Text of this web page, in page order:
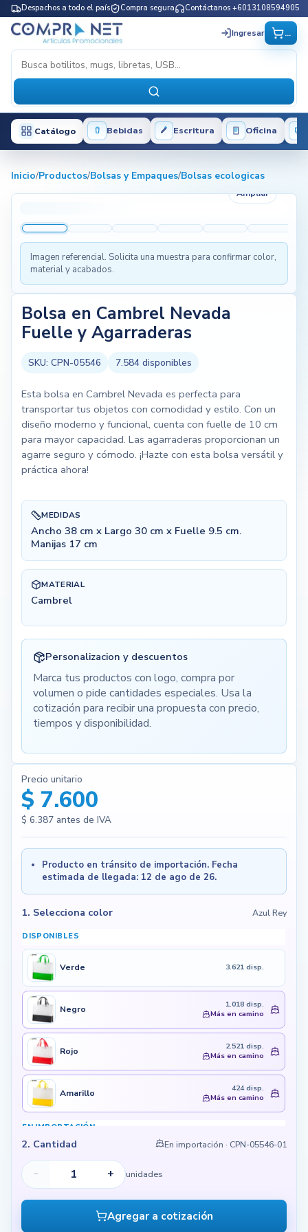
Despachos a todo el país Compra segura Contáctanos +6013108594905
Ingresar ...
Catálogo Bebidas Escritura Oficina
Inicio/Productos/Bolsas y Empaques/Bolsas ecologicas
Ampliar
Imagen referencial. Solicita una muestra para confirmar color,
material y acabados.
Bolsa en Cambrel Nevada
Fuelle y Agarraderas
SKU: CPN-05546 7.584disponibles
Esta bolsa en Cambrel Nevada es perfecta para
transportar tus objetos con comodidad y estilo. Con un
diseño moderno y funcional, cuenta con fuelle de 10 cm
para mayor capacidad. Las agarraderas proporcionan un
agarre seguro y cómodo. ¡Hazte con esta bolsa versátil y
práctica ahora!
MEDIDAS
Ancho 38 cm x Largo 30 cm x Fuelle 9.5 cm.
Manijas 17 cm
MATERIAL
Cambrel
Personalizacion y descuentos
Marca tus productos con logo, compra por
volumen o pide cantidades especiales. Usa la
cotización para recibir una propuesta con precio,
tiempos y disponibilidad.
Precio unitario
$ 7.600
$ 6.387antes de IVA
Producto en tránsito de importación. Fecha
estimada de llegada: 12 de ago de 26.
1. Selecciona color Azul Rey
DISPONIBLES
Verde 3.621 disp.
Negro
1.018 disp.
Más en camino
Rojo
2.521 disp.
Más en camino
Amarillo
424 disp.
Más en camino
EN IMPORTACIÓN
Azul Rey
Azul Claro
2. Cantidad En importación · CPN-05546-01
- + unidades
Agregar a cotización